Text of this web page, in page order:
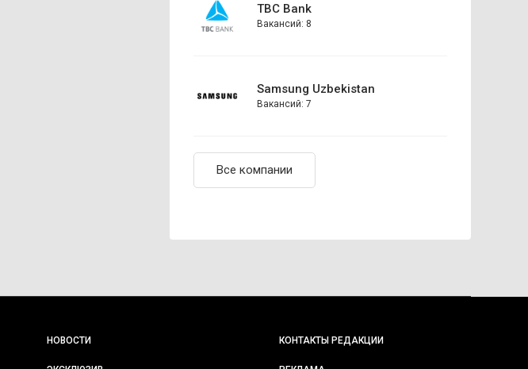
TBC Bank
Вакансий: 8
Samsung Uzbekistan
Вакансий: 7
Все компании
НОВОСТИ КОНТАКТЫ РЕДАКЦИИ